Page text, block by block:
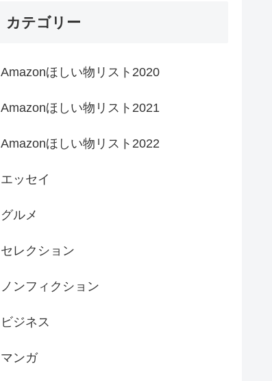
カテゴリー
Amazonほしい物リスト2020
Amazonほしい物リスト2021
Amazonほしい物リスト2022
エッセイ
グルメ
セレクション
ノンフィクション
ビジネス
マンガ